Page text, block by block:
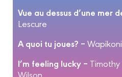
Vue au dessus d’une mer
Lescure
A quoi tu joues? – Wapikoni
I’m feeling lucky –
Wilson